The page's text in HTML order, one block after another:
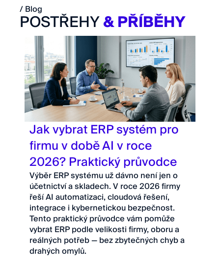
/ Blog
POSTŘEHY& PŘÍBĚHY
Jak vybrat ERP systém pro
firmu v době AI v roce
2026? Praktický průvodce
Výběr ERP systému už dávno není jen o
účetnictví a skladech. V roce 2026 firmy
řeší AI automatizaci, cloudová řešení,
integrace i kybernetickou bezpečnost.
Tento praktický průvodce vám pomůže
vybrat ERP podle velikosti firmy, oboru a
reálných potřeb — bez zbytečných chyb a
drahých omylů.